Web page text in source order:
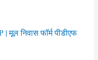
मूल निवास फॉर्म पीडीएफ